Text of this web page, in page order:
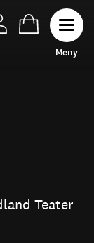
Meny
Teater